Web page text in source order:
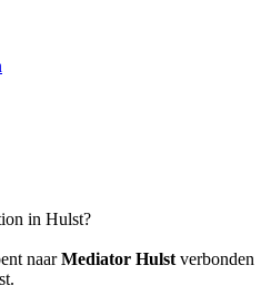
in Hulst?
naarMediator Hulstverbonden